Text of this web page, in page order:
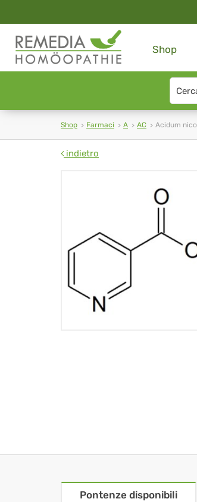
Shop
Search
type
Shop Farmaci A AC Acidum
indietro
Pontenze disponibili